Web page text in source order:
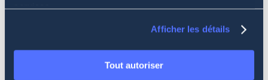
services.
Afficher les détails
Tout autoriser
➡️ colocation haut de gamme = l’un des meilleurs ROI du marché
✔ La résidence principale n’est plus la priorité